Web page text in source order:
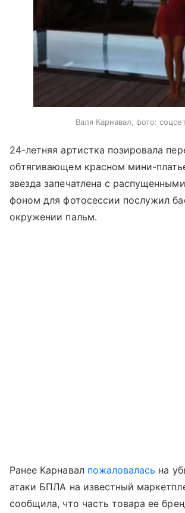
Валя Карнавал, фото:
24-летняя артистка позировала
обтягивающем красном мини-
звезда запечатлена с
фоном для фотосессии послужил
окружении пальм.
Ранее Карнавал пожаловалась на
атаки БПЛА на известный
сообщила, что часть товара ее